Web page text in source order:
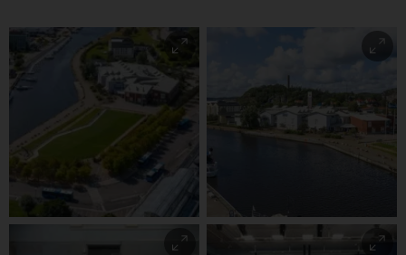
Bohusläns Museum är
placerat i centrala
Uddevalla, vid
Bohusläns museum
Museet och Bäveån.
Bohusläns Museum